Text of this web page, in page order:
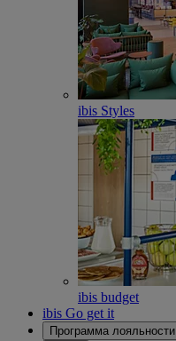
ibis Styles
ibis budget
ibis Go get it
Программа лояльности